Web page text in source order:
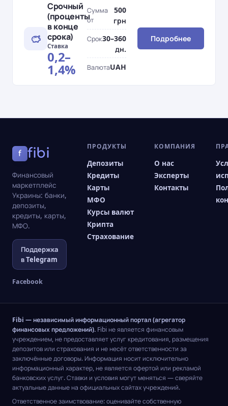
Срочный
(проценты
в конце
срока)
Ставка
0,2–
1,4%
Сумма
от
500
грн
Срок30–360
дн.
ВалютаUAH
Подробнее
f fibi
Финансовый
маркетплейс
Украины: банки,
депозиты,
кредиты, карты,
МФО.
Поддержка
в Telegram
Facebook
ПРОДУКТЫ
Депозиты
Кредиты
Карты
МФО
Курсы валют
Крипта
Страхование
КОМПАНИЯ
О нас
Эксперты
Контакты
Fibi — независимый информационный портал (агрегатор
финансовых предложений). Fibi не является финансовым
учреждением, не предоставляет услуг кредитования, размещения
депозитов или страхования и не несёт ответственности за
заключённые договоры. Информация носит исключительно
информационный характер, не является офертой или рекламой
банковских услуг. Ставки и условия могут меняться — сверяйте
актуальные данные на официальных сайтах учреждений.
Ответственное заимствование: оценивайте собственную